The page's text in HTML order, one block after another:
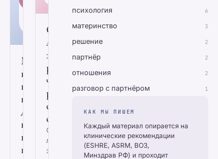
ГОТОВ
Муж
не
готов
к
детям:
как
понять
причину
Стоит
ли
заводить
ребёнка:
честный
разговор
с
собой
Стоит
ли
заводить
психология 6
материнство 3
решение 2
партнёр 2
отношения 2
разговор с партнёром 1
КАК МЫ ПИШЕМ
Каждый материал опирается на
клинические рекомендации
(ESHRE, ASRM, ВОЗ,
Минздрав РФ) и проходит